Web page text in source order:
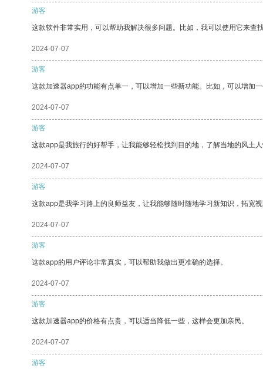
游客
这款软件非常实用，可以帮助我解决很多问题。比如，我可以使用它来查
2024-07-07
游客
这款加速器app的功能有点单一，可以增加一些新功能。比如，可以增加
2024-07-07
游客
这款app是我旅行的好帮手，让我能够轻松找到目的地，了解当地的风土人
2024-07-07
游客
这款app是我学习路上的良师益友，让我能够随时随地学习新知识，拓宽视
2024-07-07
游客
这款app的用户评论非常真实，可以帮助我做出更准确的选择。
2024-07-07
游客
这款加速器app的价格有点贵，可以适当降低一些，这样会更加亲民。
2024-07-07
游客